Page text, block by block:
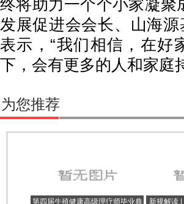
终将助力一个个小家凝聚
发展促进会会长、山海
表示，“我们相信，在好
下，会有更多的人和家庭
为您推荐
第四届生殖健康高级理疗师毕业典 新规解读